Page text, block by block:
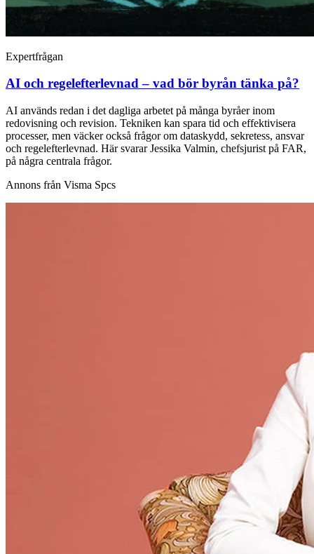
Expertfrågan
AI och regelefterlevnad – vad bör byrån tänka på?
AI används redan i det dagliga arbetet på många byråer inom
redovisning och revision. Tekniken kan spara tid och effektivisera
processer, men väcker också frågor om dataskydd, sekretess, ansvar
och regelefterlevnad. Här svarar Jessika Valmin, chefsjurist på FAR,
på några centrala frågor.
Annons från Visma Spcs